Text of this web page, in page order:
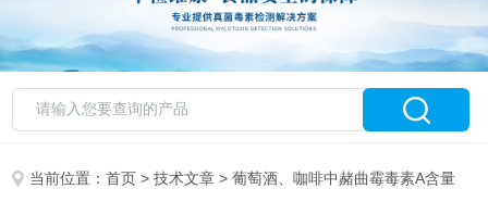
当前位置：首页 >技术文章 > 葡萄酒、咖啡中赭曲霉毒素A含量